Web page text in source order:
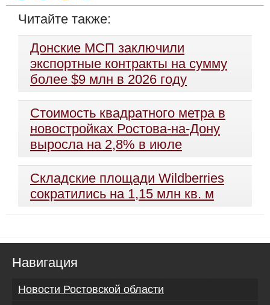
Читайте также:
Донские МСП заключили
экспортные контракты на сумму
более $9 млн в 2026 году
Стоимость квадратного метра в
новостройках Ростова-на-Дону
выросла на 2,8% в июле
Складские площади Wildberries
сократились на 1,15 млн кв. м
Навигация
Новости Ростовской области